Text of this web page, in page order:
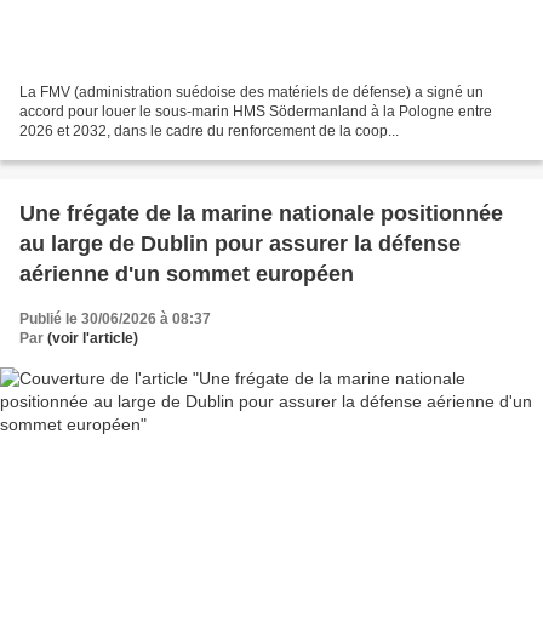
La FMV (administration suédoise des matériels de défense) a signé un
accord pour louer le sous-marin HMS Södermanland à la Pologne entre
2026 et 2032, dans le cadre du renforcement de la coop...
Une frégate de la marine nationale positionnée
au large de Dublin pour assurer la défense
aérienne d'un sommet européen
Publié le 30/06/2026 à 08:37
Par (voir l'article)